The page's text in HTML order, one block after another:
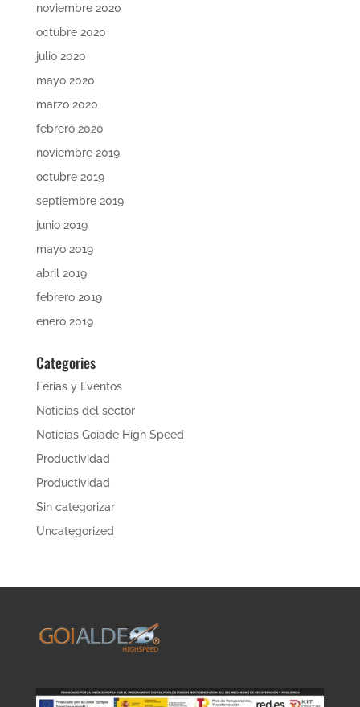
noviembre 2020
octubre 2020
julio 2020
mayo 2020
marzo 2020
febrero 2020
noviembre 2019
octubre 2019
septiembre 2019
junio 2019
mayo 2019
abril 2019
febrero 2019
enero 2019
Categories
Ferias y Eventos
Noticias del sector
Noticias Goiade High Speed
Productividad
Productividad
Sin categorizar
Uncategorized